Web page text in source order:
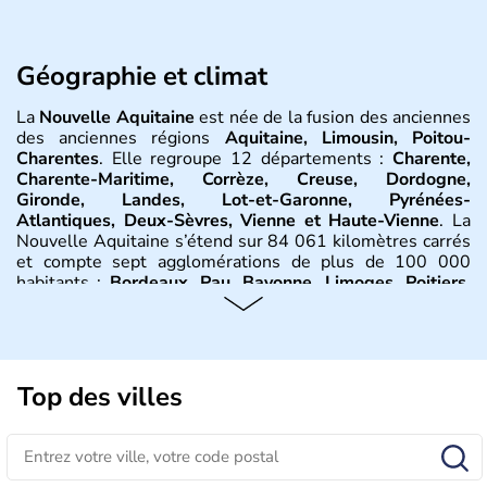
Géographie et climat
La Nouvelle Aquitaine est née de la fusion des anciennes
des anciennes régions Aquitaine, Limousin, Poitou-
Charentes. Elle regroupe 12 départements : Charente,
Charente-Maritime, Corrèze, Creuse, Dordogne,
Gironde, Landes, Lot-et-Garonne, Pyrénées-
Atlantiques, Deux-Sèvres, Vienne et Haute-Vienne. La
Nouvelle Aquitaine s’étend sur 84 061 kilomètres carrés
et compte sept agglomérations de plus de 100 000
habitants : Bordeaux, Pau, Bayonne, Limoges, Poitiers,
La Rochelle, Angoulême. Son économie repose
région Nouvelle-Aquitaine bénéficie essentiellement
d’un climat océanique
maritimes concernent régulièrement le Pays Basque : le
massif pyrénéen bénéficie d’un climat spécifique qui varie
en fonction de l’altitude.
Top des villes